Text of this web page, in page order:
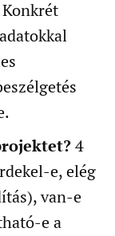
4
e, elég
van-e
e a